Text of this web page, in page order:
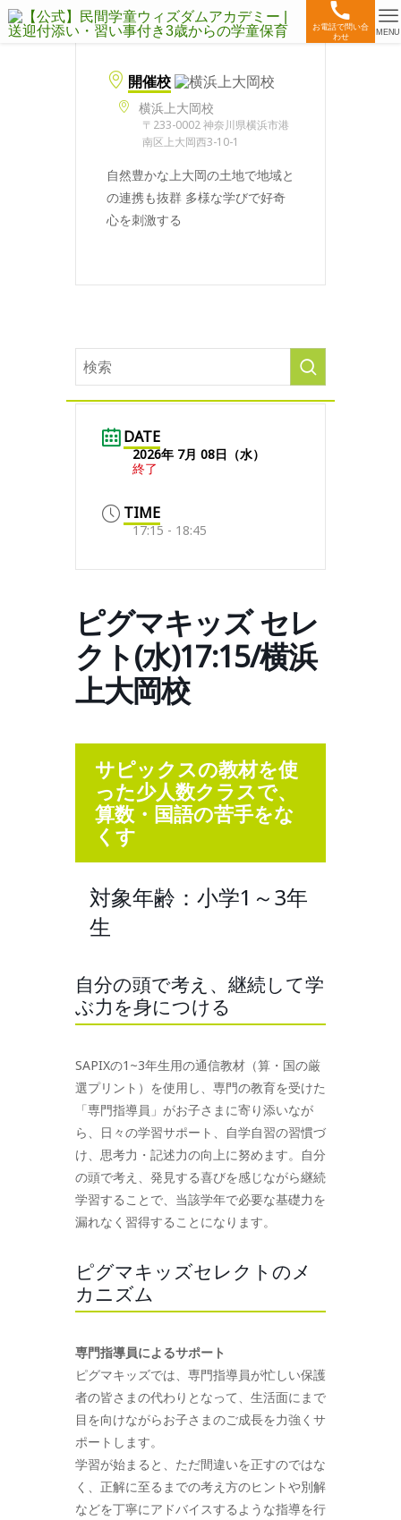
お電話で問い合
わせ
MENU
開催校
横浜上大岡校
〒233-0002 神奈川県横浜市港
南区上大岡西3-10-1
自然豊かな上大岡の土地で地域と
の連携も抜群 多様な学びで好奇
心を刺激する
DATE
2026年 7月 08日（水）
終了
TIME
17:15 - 18:45
ピグマキッズ セレ
クト(水)17:15/横浜
上大岡校
サピックスの教材を使
った少人数クラスで、
算数・国語の苦手をな
くす
対象年齢：小学1～3年
生
自分の頭で考え、継続して学
ぶ力を身につける
SAPIXの1~3年生用の通信教材（算・国の厳
選プリント）を使用し、専門の教育を受けた
「専門指導員」がお子さまに寄り添いなが
ら、日々の学習サポート、自学自習の習慣づ
け、思考力・記述力の向上に努めます。自分
の頭で考え、発見する喜びを感じながら継続
学習することで、当該学年で必要な基礎力を
漏れなく習得することになります。
ピグマキッズセレクトのメ
カニズム
専門指導員によるサポート
ピグマキッズでは、専門指導員が忙しい保護
者の皆さまの代わりとなって、生活面にまで
目を向けながらお子さまのご成長を力強くサ
ポートします。
学習が始まると、ただ間違いを正すのではな
く、正解に至るまでの考え方のヒントや別解
などを丁寧にアドバイスするような指導を行